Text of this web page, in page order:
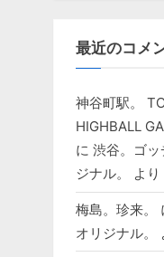
最近のコメ
神谷町駅。
HIGHBALL
に 渋谷。ゴッ
ジナル。
より
梅島。珍来。
オリジナル。